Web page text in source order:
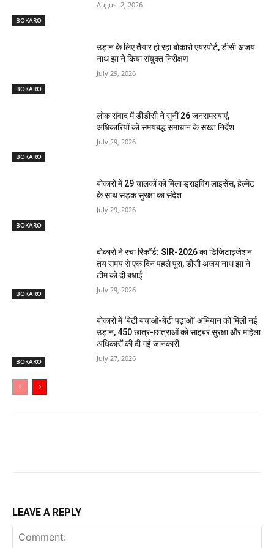
BOKARO
August 2, 2026
BOKARO
उड़ान के लिए तैयार हो रहा बोकारो एयरपोर्ट, डीसी अजय
नाथ झा ने किया संयुक्त निरीक्षण
July 29, 2026
BOKARO
लोक संवाद में डीडीसी ने सुनीं 26 जनसमस्याएं,
अधिकारियों को समयबद्ध समाधान के सख्त निर्देश
July 29, 2026
BOKARO
बोकारो में 29 चालकों को मिला ड्राइविंग लाइसेंस, हेल्मेट
के साथ सड़क सुरक्षा का संदेश
July 29, 2026
BOKARO
बोकारो ने रचा रिकॉर्ड: SIR-2026 का डिजिटाइजेशन
तय समय से एक दिन पहले पूरा, डीसी अजय नाथ झा ने
टीम को दी बधाई
July 29, 2026
BOKARO
बोकारो में ‘बेटी बचाओ-बेटी पढ़ाओ’ अभियान को मिली नई
उड़ान, 450 छात्र-छात्राओं को साइबर सुरक्षा और महिला
अधिकारों की दी गई जानकारी
July 27, 2026
LEAVE A REPLY